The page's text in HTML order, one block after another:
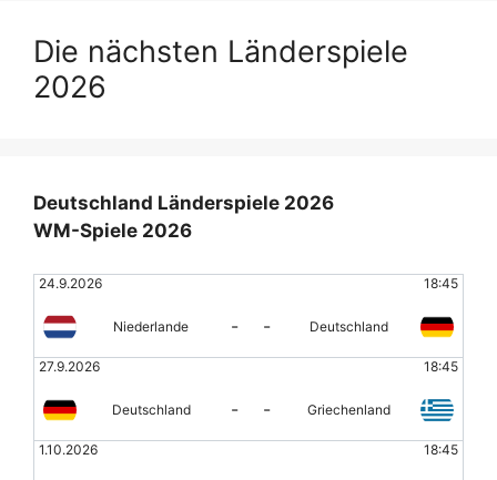
Die nächsten Länderspiele
2026
Deutschland Länderspiele 2026
WM-Spiele 2026
24.9.2026 18:45
Niederlande - - Deutschland
27.9.2026 18:45
Deutschland - - Griechenland
1.10.2026 18:45